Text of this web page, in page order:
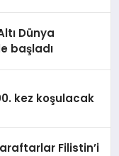
Dünya
başladı
kez koşulacak
Filistin’i